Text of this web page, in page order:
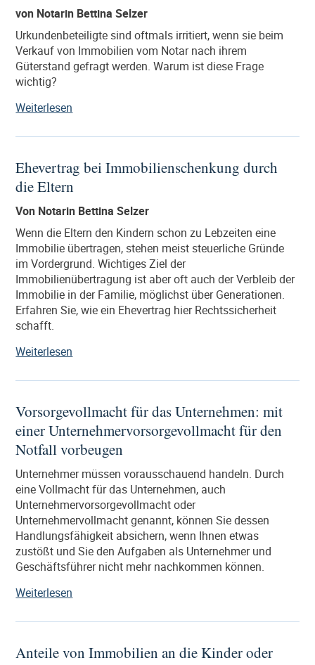
Zusammenarbeit
mit
einem
Notar“
von Notarin Bettina Selzer
Urkundenbeteiligte sind oftmals irritiert, wenn sie beim
Verkauf von Immobilien vom Notar nach ihrem
Güterstand gefragt werden. Warum ist diese Frage
wichtig?
Weiterlesen
Notar
Verkäufer
einer
nach
seinem
Güterstand
fragen
muss“
Ehevertrag bei Immobilienschenkung durch
die Eltern
Von Notarin Bettina Selzer
Wenn die Eltern den Kindern schon zu Lebzeiten eine
Immobilie übertragen, stehen meist steuerliche Gründe
im Vordergrund. Wichtiges Ziel der
Immobilienübertragung ist aber oft auch der Verbleib der
Immobilie in der Familie, möglichst über Generationen.
Erfahren Sie, wie ein Ehevertrag hier Rechtssicherheit
schafft.
Weiterlesen
Immobilienschenkung
die
Eltern“
Vorsorgevollmacht für das Unternehmen: mit
einer Unternehmervorsorgevollmacht für den
Notfall vorbeugen
Unternehmer müssen vorausschauend handeln. Durch
eine Vollmacht für das Unternehmen, auch
Unternehmervorsorgevollmacht oder
Unternehmervollmacht genannt, können Sie dessen
Handlungsfähigkeit absichern, wenn Ihnen etwas
zustößt und Sie den Aufgaben als Unternehmer und
Geschäftsführer nicht mehr nachkommen können.
Weiterlesen
das
mit
Anteile von Immobilien an die Kinder oder